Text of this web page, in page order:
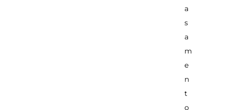
a
s
a
m
e
n
t
o